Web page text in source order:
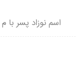
اسم نوزاد پسر